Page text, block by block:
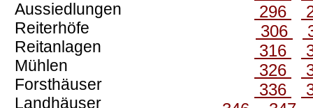
Aussiedlungen
Reiterhöfe
Reitanlagen
Mühlen
Forsthäuser
Landhäuser
296
306
316
326
336